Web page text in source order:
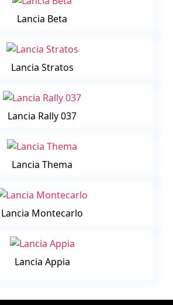
Lancia Beta
Lancia Stratos
Lancia Rally 037
Lancia Thema
Lancia Montecarlo
Lancia Appia